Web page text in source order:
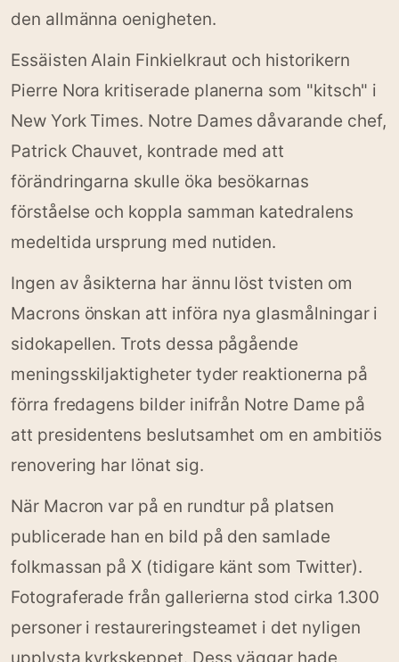
den allmänna oenigheten.
Essäisten Alain Finkielkraut och historikern
Pierre Nora kritiserade planerna som "kitsch" i
New York Times. Notre Dames dåvarande chef,
Patrick Chauvet, kontrade med att
förändringarna skulle öka besökarnas
förståelse och koppla samman katedralens
medeltida ursprung med nutiden.
Ingen av åsikterna har ännu löst tvisten om
Macrons önskan att införa nya glasmålningar i
sidokapellen. Trots dessa pågående
meningsskiljaktigheter tyder reaktionerna på
förra fredagens bilder inifrån Notre Dame på
att presidentens beslutsamhet om en ambitiös
renovering har lönat sig.
När Macron var på en rundtur på platsen
publicerade han en bild på den samlade
folkmassan på X (tidigare känt som Twitter).
Fotograferade från gallerierna stod cirka 1.300
personer i restaureringsteamet i det nyligen